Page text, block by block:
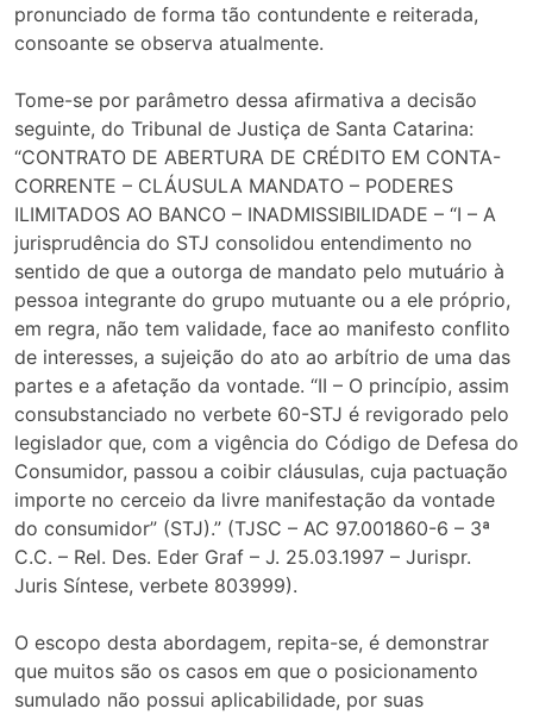
pronunciado de forma tão contundente e reiterada,
consoante se observa atualmente.
Tome-se por parâmetro dessa afirmativa a decisão
seguinte, do Tribunal de Justiça de Santa Catarina:
“CONTRATO DE ABERTURA DE CRÉDITO EM CONTA-
CORRENTE – CLÁUSULA MANDATO – PODERES
ILIMITADOS AO BANCO – INADMISSIBILIDADE – “I – A
jurisprudência do STJ consolidou entendimento no
sentido de que a outorga de mandato pelo mutuário à
pessoa integrante do grupo mutuante ou a ele próprio,
em regra, não tem validade, face ao manifesto conflito
de interesses, a sujeição do ato ao arbítrio de uma das
partes e a afetação da vontade. “II – O princípio, assim
consubstanciado no verbete 60-STJ é revigorado pelo
legislador que, com a vigência do Código de Defesa do
Consumidor, passou a coibir cláusulas, cuja pactuação
importe no cerceio da livre manifestação da vontade
do consumidor” (STJ).” (TJSC – AC 97.001860-6 – 3ª
C.C. – Rel. Des. Eder Graf – J. 25.03.1997 – Jurispr.
Juris Síntese, verbete 803999).
O escopo desta abordagem, repita-se, é demonstrar
que muitos são os casos em que o posicionamento
sumulado não possui aplicabilidade, por suas